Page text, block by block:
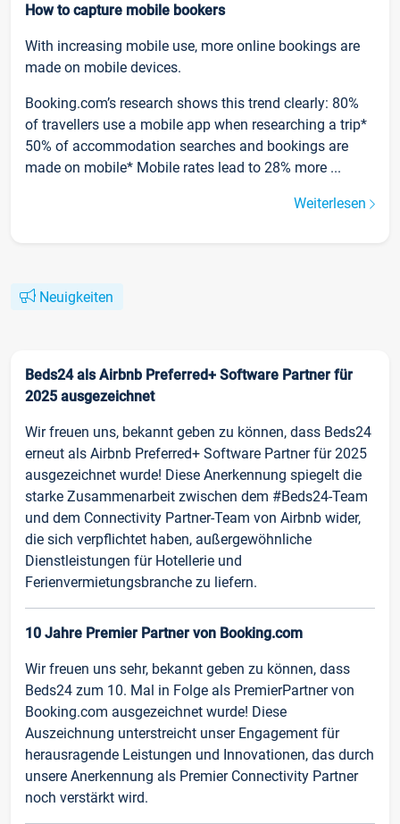
How to capture mobile bookers
With increasing mobile use, more online bookings are
made on mobile devices.
Booking.com’s research shows this trend clearly: 80%
of travellers use a mobile app when researching a trip*
50% of accommodation searches and bookings are
made on mobile* Mobile rates lead to 28% more ...
Weiterlesen
Neuigkeiten
Beds24 als Airbnb Preferred+ Software Partner für
2025 ausgezeichnet
Wir freuen uns, bekannt geben zu können, dass Beds24
erneut als Airbnb Preferred+ Software Partner für 2025
ausgezeichnet wurde! Diese Anerkennung spiegelt die
starke Zusammenarbeit zwischen dem #Beds24-Team
und dem Connectivity Partner-Team von Airbnb wider,
die sich verpflichtet haben, außergewöhnliche
Dienstleistungen für Hotellerie und
Ferienvermietungsbranche zu liefern.
10 Jahre Premier Partner von Booking.com
Wir freuen uns sehr, bekannt geben zu können, dass
Beds24 zum 10. Mal in Folge als PremierPartner von
Booking.com ausgezeichnet wurde! Diese
Auszeichnung unterstreicht unser Engagement für
herausragende Leistungen und Innovationen, das durch
unsere Anerkennung als Premier Connectivity Partner
noch verstärkt wird.